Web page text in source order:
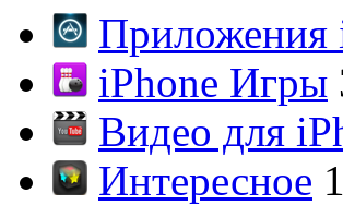
Приложения
iPhone Игры
Видео для
Интересное